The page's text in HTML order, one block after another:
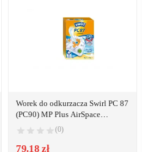
Worek do odkurzacza Swirl PC 87
(PC90) MP Plus AirSpace
(0)
79.18 zł